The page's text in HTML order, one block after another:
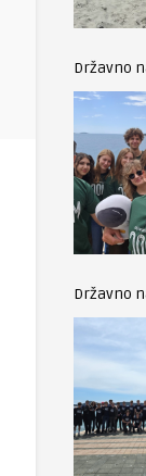
Državno
Državno